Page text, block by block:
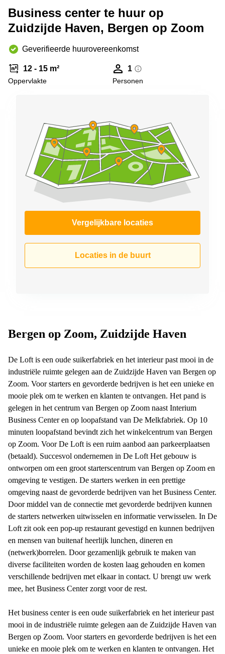
in Arnhem
Coworking
Hilversum
Coworking
space
Zwolle
Kantoor
Hengelo
Bedrijfsruimte
Huren in
Nijmegen
Business center te huur op
Zuidzijde Haven, Bergen op Zoom
Geverifieerde huurovereenkomst
12 - 15 m²
Oppervlakte
1
Personen
Vergelijkbare locaties
Locaties in de buurt
Bergen op Zoom, Zuidzijde Haven
De Loft is een oude suikerfabriek en het interieur past mooi in de
industriële ruimte gelegen aan de Zuidzijde Haven van Bergen op
Zoom. Voor starters en gevorderde bedrijven is het een unieke en
mooie plek om te werken en klanten te ontvangen. Het pand is
gelegen in het centrum van Bergen op Zoom naast Interium
Business Center en op loopafstand van De Melkfabriek. Op 10
minuten loopafstand bevindt zich het winkelcentrum van Bergen
op Zoom. Voor De Loft is een ruim aanbod aan parkeerplaatsen
(betaald). Succesvol ondernemen in De Loft Het gebouw is
ontworpen om een groot starterscentrum van Bergen op Zoom en
omgeving te vestigen. De starters werken in een prettige
omgeving naast de gevorderde bedrijven van het Business Center.
Door middel van de connectie met gevorderde bedrijven kunnen
de starters netwerken uitwisselen en informatie verwisselen. In De
Loft zit ook een pop-up restaurant gevestigd en kunnen bedrijven
en mensen van buitenaf heerlijk lunchen, dineren en
(netwerk)borrelen. Door gezamenlijk gebruik te maken van
diverse faciliteiten worden de kosten laag gehouden en komen
verschillende bedrijven met elkaar in contact. U brengt uw werk
mee, het Business Center zorgt voor de rest.
Het business center is een oude suikerfabriek en het interieur past
mooi in de industriële ruimte gelegen aan de Zuidzijde Haven van
Bergen op Zoom. Voor starters en gevorderde bedrijven is het een
unieke en mooie plek om te werken en klanten te ontvangen. Het